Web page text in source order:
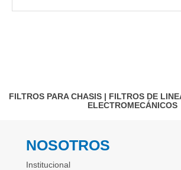
FILTROS PARA CHASIS | FILTROS DE
ELECTROMECÁNICOS
NOSOTROS
Institucional